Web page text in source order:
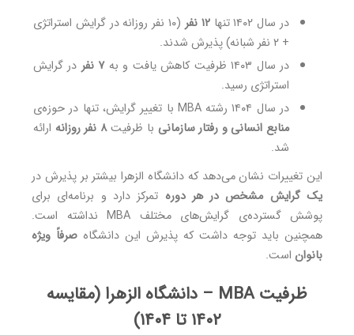
در سال ۱۴۰۲ تنها
۱۲ نفر
(۱۰ نفر روزانه در گرایش استراتژی
+ ۲ نفر شبانه) پذیرش شدند.
در سال ۱۴۰۳ ظرفیت کاهش یافت و به
۷ نفر
در گرایش
استراتژی رسید.
در سال ۱۴۰۴ رشته MBA با تغییر گرایش، تنها در حوزه‌ی
منابع انسانی و رفتار سازمانی با ظرفیت۸ نفر روزانه
ارائه
شد.
این تغییرات نشان می‌دهد که دانشگاه الزهرا بیشتر بر پذیرش در
یک گرایش مشخص در هر دوره تمرکز دارد و برنامه‌ای برای
پوشش گسترده‌ی گرایش‌های مختلف MBA نداشته است.
همچنین باید توجه داشت که پذیرش این دانشگاه صرفاً ویژه
بانوان است.
ظرفیت MBA – دانشگاه الزهرا (مقایسه
۱۴۰۲ تا ۱۴۰۴)